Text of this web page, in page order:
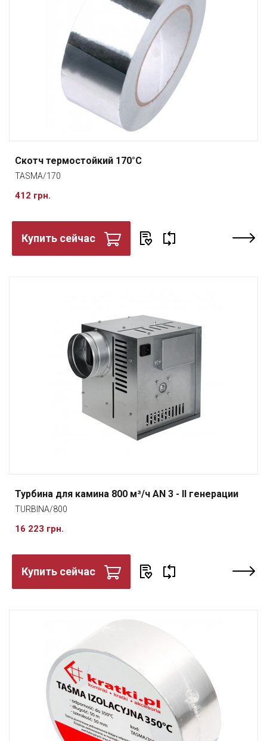
Скотч термостойкий 170°C
TASMA/170
412 грн.
Купить сейчас
Турбина для камина 800 м³/ч AN 3 - II генерации
TURBINA/800
16 223 грн.
Купить сейчас